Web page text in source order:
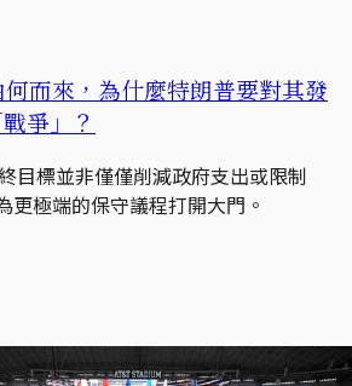
而來，為什麼特朗普要對其發
爭」？
目標並非僅僅削減政府支出或限制
更極端的保守議程打開大門。